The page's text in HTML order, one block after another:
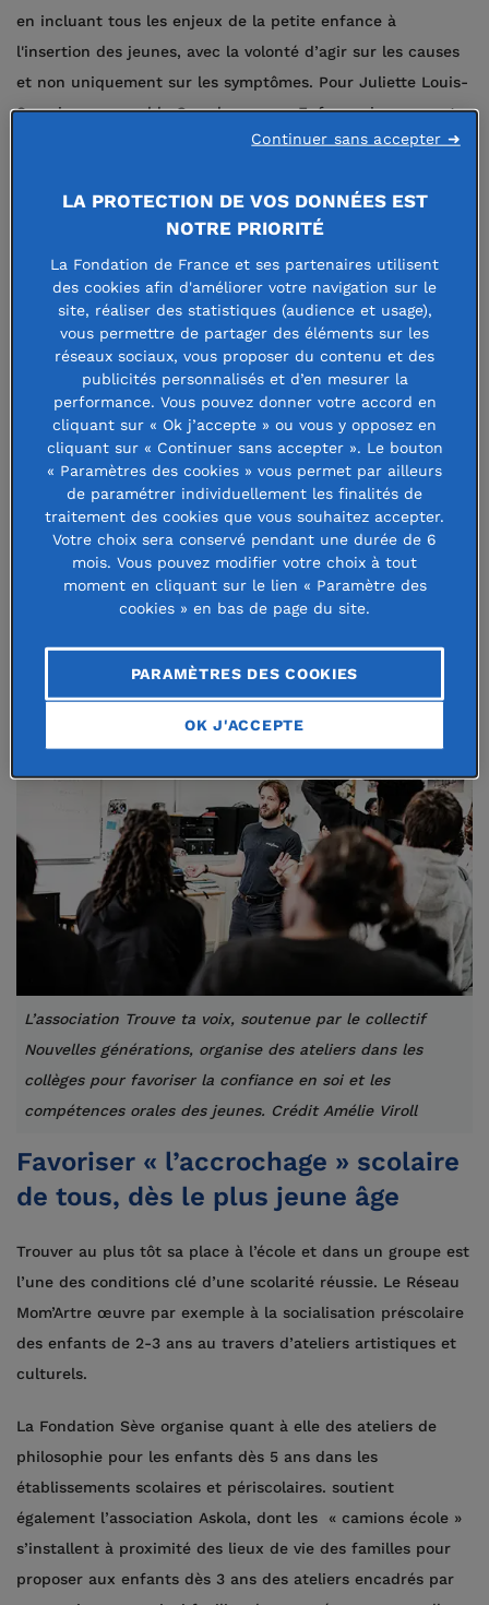
en incluant tous les enjeux de la petite enfance à
l'insertion des jeunes, avec la volonté d’agir sur les causes
et non uniquement sur les symptômes. Pour Juliette Louis-
Servais, responsable Grande cause « Enfance, jeunesse et
éducation » de la Fondation et pilote du collectif.« La
constitue la partie émergée du problème car elle n’est
possible que lorsque plusieurs conditions sont réunies : des
conditions de vie permettant aux enfants de s’épanouir et
d’étudier, un climat scolaire serein, des relations apaisées
avec les autres et, autour d’eux, des parents en situation
de jouer leur rôleet des équipes pédagogiques soutenues,
motivées et efficaces».
Pour réduire les inégalités et encourager la réussite
scolaire de tous les élèves, il faut à la fois favoriser la
socialisation et le goût de l’école dès le plus jeune âge ainsi
qu’une orientation choisie pour les collégiens et lycéens,
soutenir les élèves en difficultés, lutter contre les violences
et les discriminations à l’école, sans oublier d’accompagner
familial ou des professionnels de l’éducation.
L’association Trouve ta voix, soutenue par le collectif
Nouvelles générations, organise des ateliers dans les
collèges pour favoriser la confiance en soi et les
compétences orales des jeunes. Crédit Amélie Viroll
Favoriser « l’accrochage » scolaire
de tous, dès le plus jeune âge
Trouver au plus tôt sa place à l’école et dans un groupe est
l’une des conditions clé d’une scolarité réussie. Le Réseau
Mom’Artre œuvre par exemple à la socialisation préscolaire
des enfants de 2-3 ans au travers d’ateliers artistiques et
culturels.
La Fondation Sève organise quant à elle des ateliers de
philosophie pour les enfants dès 5 ans dans les
établissements scolaires et périscolaires. soutient
également l’association Askola, dont les « camions école »
s’installent à proximité des lieux de vie des familles pour
proposer aux enfants dès 3 ans des ateliers encadrés par
LA PROTECTION DE VOS DONNÉES EST
NOTRE PRIORITÉ
La Fondation de France et ses partenaires utilisent
des cookies afin d'améliorer votre navigation sur le
site, réaliser des statistiques (audience et usage),
vous permettre de partager des éléments sur les
réseaux sociaux, vous proposer du contenu et des
publicités personnalisés et d’en mesurer la
performance. Vous pouvez donner votre accord en
cliquant sur « Ok j’accepte » ou vous y opposez en
cliquant sur « Continuer sans accepter ». Le bouton
« Paramètres des cookies » vous permet par ailleurs
de paramétrer individuellement les finalités de
traitement des cookies que vous souhaitez accepter.
Votre choix sera conservé pendant une durée de 6
mois. Vous pouvez modifier votre choix à tout
moment en cliquant sur le lien « Paramètre des
cookies » en bas de page du site.
PARAMÈTRES DES COOKIES
OK J'ACCEPTE
Continuer sans accepter ➜